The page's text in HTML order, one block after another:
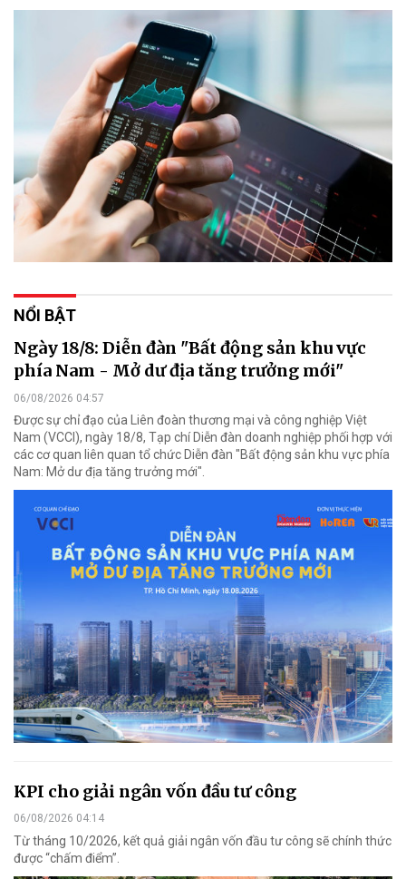
NỔI BẬT
Ngày 18/8: Diễn đàn "Bất động sản khu vực
phía Nam - Mở dư địa tăng trưởng mới"
06/08/2026 04:57
Được sự chỉ đạo của Liên đoàn thương mại và công nghiệp Việt
Nam (VCCI), ngày 18/8, Tạp chí Diễn đàn doanh nghiệp phối hợp với
các cơ quan liên quan tổ chức Diễn đàn "Bất động sản khu vực phía
Nam: Mở dư địa tăng trưởng mới".
KPI cho giải ngân vốn đầu tư công
06/08/2026 04:14
Từ tháng 10/2026, kết quả giải ngân vốn đầu tư công sẽ chính thức
được “chấm điểm”.